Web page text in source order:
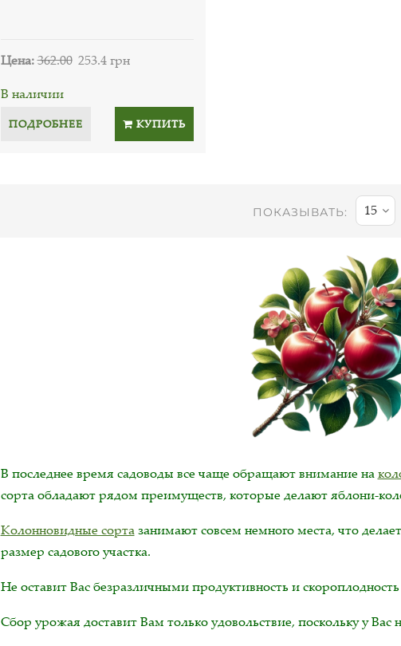
Цена:362.00 253.4 грн
В наличии
ПОДРОБНЕЕ КУПИТЬ
ПОКАЗЫВАТЬ: 15
В последнее время садоводы все чаще обращают внимание на
сорта обладают рядом преимуществ, которые делают яблони-
Колонновидные сортазанимают совсем немного места, что
размер садового участка.
Не оставит Вас безразличными продуктивность и
Сбор урожая доставит Вам только удовольствие, поскольку у Вас